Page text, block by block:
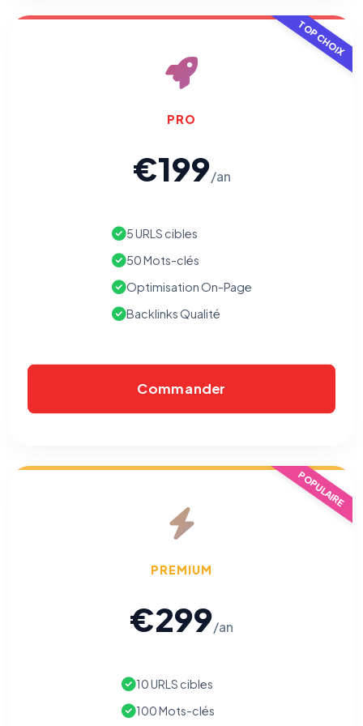
TOP CHOIX
PRO
€199/an
5 URLS cibles
50 Mots-clés
Optimisation On-Page
Backlinks Qualité
Commander
POPULAIRE
PREMIUM
€299/an
10 URLS cibles
100 Mots-clés
bandeau cookies(cadre distinct du site web). Pour vous y
lien dédié en pied de chaque courriel(« Pour
vous opposer à ce suivi ») — sans vous désinscrire des envois — ou
Politique de
(section Traceurs dans les Courriels).